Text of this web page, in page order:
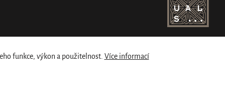
funkce, výkon a použitelnost. Více informací